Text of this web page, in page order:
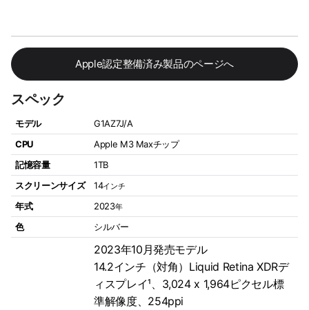
Apple認定整備済み製品のページへ
スペック
モデル
G1AZ7J/A
CPU
Apple M3 Maxチップ
記憶容量
1TB
スクリーンサイズ
14インチ
年式 2023年
色 シルバー
2023年10月発売モデル
14.2インチ（対角）Liquid Retina XDRデ
ィスプレイ¹、3,024 x 1,964ピクセル標
準解像度、254ppi